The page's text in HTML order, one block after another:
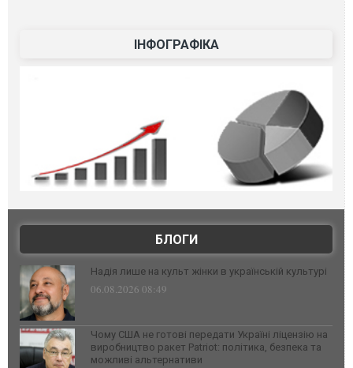
ІНФОГРАФІКА
БЛОГИ
Надія лише на культ жінки в українській культурі
06.08.2026 08:49
Чому США не готові передати Україні ліцензію на
виробництво ракет Patriot: політика, безпека та
можливі альтернативи